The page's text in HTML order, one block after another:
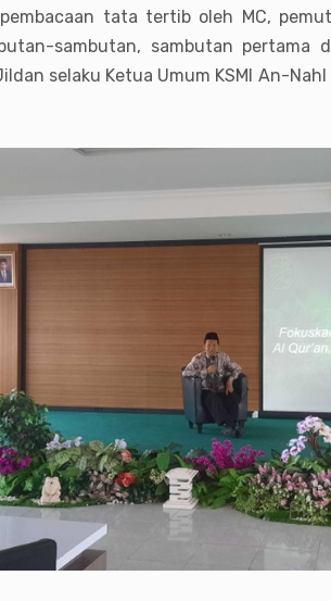
tata tertib oleh MC,
sambutan, sambutan pertama
selaku Ketua Umum KSMI An-